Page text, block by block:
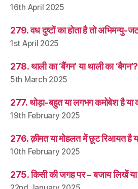
16th April 2025
279. वध दुष्टों का होता है तो अभिमन्यु-
1st April 2025
278. थाली का ‘बैंगन’ या थाली का ‘बैगन’?
5th March 2025
277. थोड़ा-बहुत या लगभग कमोबेश है या
19th February 2025
276. क़ीमत या मोहलत में छूट रिआयत है
10th February 2025
275. किसी की जगह पर – बजाय लिखें